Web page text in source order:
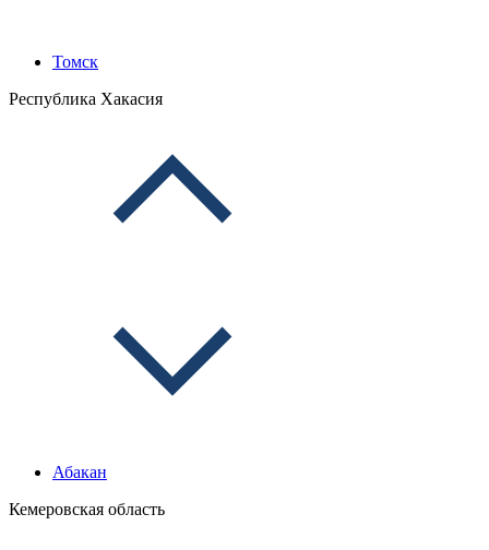
Томск
Республика Хакасия
Абакан
Кемеровская область